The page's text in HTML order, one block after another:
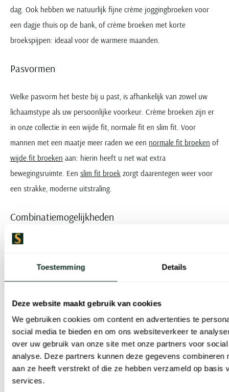
Toestemming Details
Deze website maakt gebruik van cookies
We gebruiken cookies om content en advertenties te
social media te bieden en om ons websiteverkeer te
over uw gebruik van onze site met onze partners voor
analyse. Deze partners kunnen deze gegevens combineren
aan ze heeft verstrekt of die ze hebben verzameld op basis
services.
dag. Ook hebben we natuurlijk fijne crème joggingbroeken voor
een dagje thuis op de bank, of crème broeken met korte
broekspijpen: ideaal voor de warmere maanden.
Pasvormen
Welke pasvorm het beste bij u past, is afhankelijk van zowel uw
lichaamstype als uw persoonlijke voorkeur. Crème broeken zijn er
in onze collectie in een wijde fit, normale fit en slim fit. Voor
mannen met een maatje meer raden we een normale fit broeken of
wijde fit broeken aan: hierin heeft u net wat extra
bewegingsruimte. Een slim fit broek zorgt daarentegen weer voor
een strakke, moderne uitstraling.
Combinatiemogelijkheden
Zoals we al benoemden, kunt u onze crème kleurige broeken
Natuurlijk kunt u ook een T-shirt of trui combineren met een
creme broek. Kies voor opvallende, warme kleuren, of ga juist voor
ingetogen zwart of bruin.
Liever een wat sportievere uitstraling? Combineer een crème